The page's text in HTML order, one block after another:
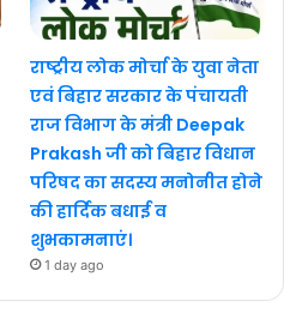
राष्ट्रीय लोक मोर्चा के युवा नेता
एवं बिहार सरकार के पंचायती
राज विभाग के मंत्री Deepak
Prakash जी को बिहार विधान
परिषद का सदस्य मनोनीत होने
की हार्दिक बधाई व
शुभकामनाएं।
1 day ago